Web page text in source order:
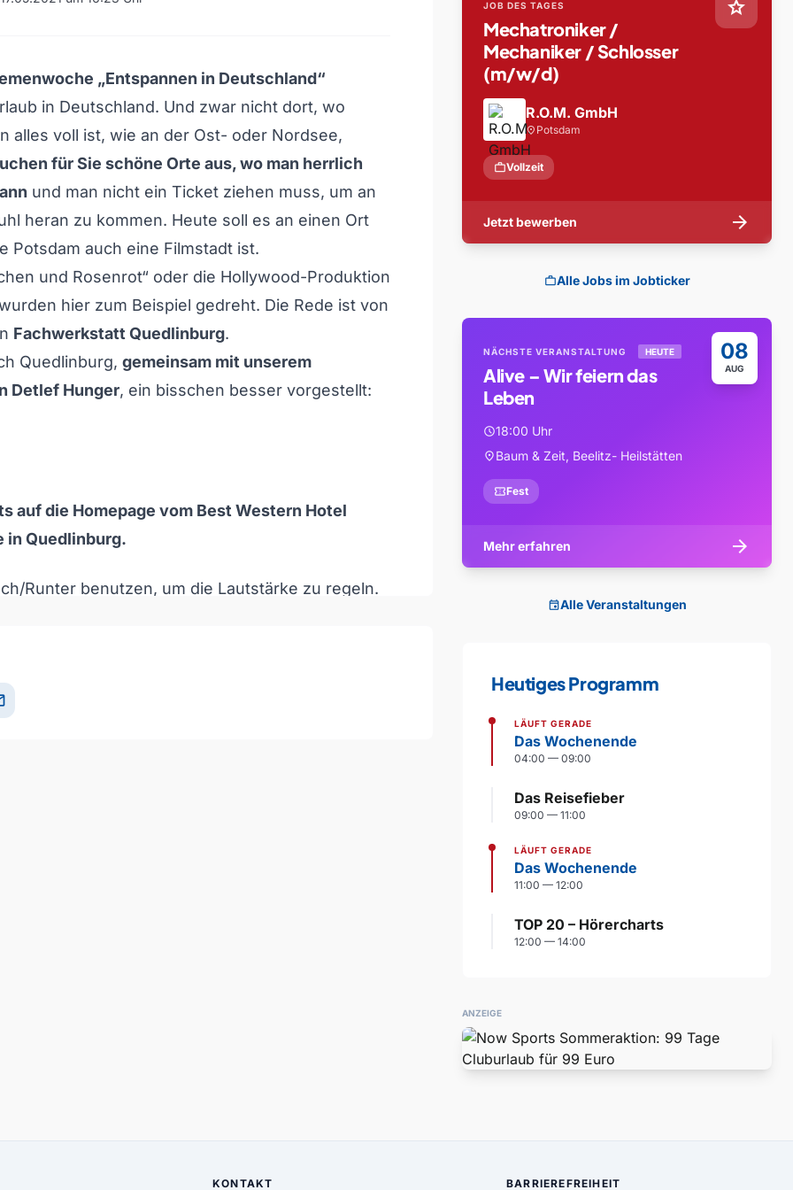
„Entspannen in Deutschland“
in Deutschland. Und zwar nicht dort, wo
alles voll ist, wie an der Ost- oder Nordsee,
für Sie schöne Orte aus, wo man herrlich
und man nicht ein Ticket ziehen muss, um an
heran zu kommen. Heute soll es an einen Ort
Potsdam auch eine Filmstadt ist.
und Rosenrot“ oder die Hollywood-Produktion
hier zum Beispiel gedreht. Die Rede ist von
Fachwerkstatt Quedlinburg.
Quedlinburg, gemeinsam mit unserem
Detlef Hunger, ein bisschen besser vorgestellt:
Runter benutzen, um die Lautstärke zu regeln.
auf die Homepage vom Best Western Hotel
in Quedlinburg.
star
JOB DES TAGES
Mechatroniker /
Mechaniker / Schlosser
(m/w/d)
R.O.M. GmbH
location_on Potsdam
workVollzeit
Jetzt bewerben arrow_forward
workAlle Jobs im Jobticker
08
AUG
NÄCHSTE VERANSTALTUNG HEUTE
Alive – Wir feiern das
Leben
schedule18:00 Uhr
location_onBaum & Zeit, Beelitz- Heilstätten
confirmation_numberFest
Mehr erfahren arrow_forward
eventAlle Veranstaltungen
Heutiges Programm
LÄUFT GERADE
Das Wochenende
04:00 — 09:00
Das Reisefieber
09:00 — 11:00
LÄUFT GERADE
Das Wochenende
11:00 — 12:00
TOP 20 – Hörercharts
12:00 — 14:00
ANZEIGE
KONTAKT BARRIEREFREIHEIT